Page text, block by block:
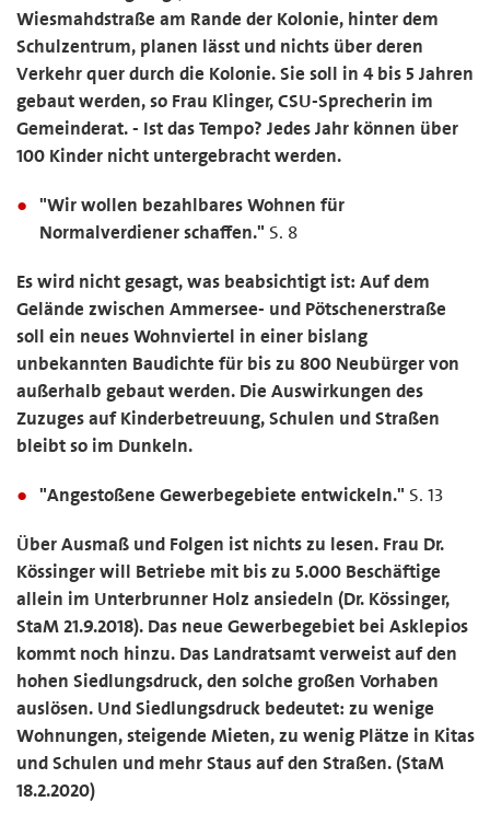
Wiesmahdstraße am Rande der Kolonie, hinter dem
Schulzentrum, planen lässt und nichts über deren
Verkehr quer durch die Kolonie. Sie soll in 4 bis 5 Jahren
gebaut werden, so Frau Klinger, CSU-Sprecherin im
Gemeinderat. - Ist das Tempo? Jedes Jahr können über
100 Kinder nicht untergebracht werden.
"Wir wollen bezahlbares Wohnen für
Normalverdiener schaffen." S. 8
Es wird nicht gesagt, was beabsichtigt ist: Auf dem
Gelände zwischen Ammersee- und Pötschenerstraße
soll ein neues Wohnviertel in einer bislang
unbekannten Baudichte für bis zu 800 Neubürger von
außerhalb gebaut werden. Die Auswirkungen des
Zuzuges auf Kinderbetreuung, Schulen und Straßen
bleibt so im Dunkeln.
"Angestoßene Gewerbegebiete entwickeln." S. 13
Über Ausmaß und Folgen ist nichts zu lesen. Frau Dr.
Kössinger will Betriebe mit bis zu 5.000 Beschäftige
allein im Unterbrunner Holz ansiedeln (Dr. Kössinger,
StaM 21.9.2018). Das neue Gewerbegebiet bei Asklepios
kommt noch hinzu. Das Landratsamt verweist auf den
hohen Siedlungsdruck, den solche großen Vorhaben
auslösen. Und Siedlungsdruck bedeutet: zu wenige
Wohnungen, steigende Mieten, zu wenig Plätze in Kitas
und Schulen und mehr Staus auf den Straßen. (StaM
18.2.2020)